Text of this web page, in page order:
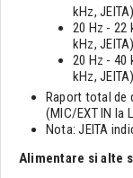
kHz, JEITA)
20 Hz - 22
kHz, JEITA)
20 Hz - 40
kHz, JEITA)
Raport total de
(MIC/EXT IN la
Nota: JEITA
Alimentare si alte